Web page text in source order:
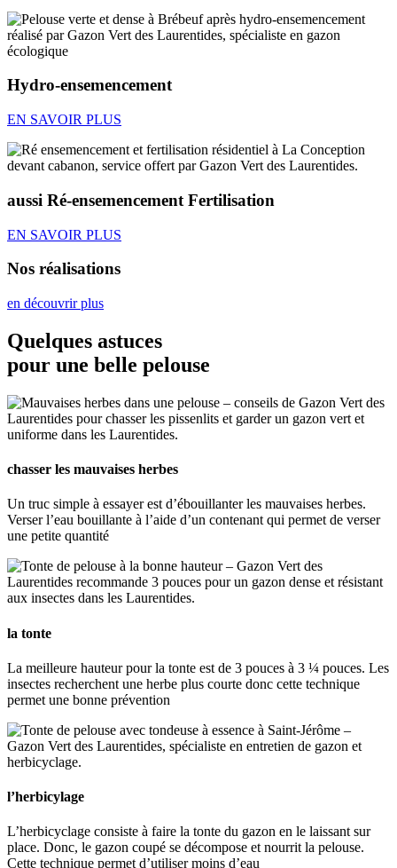
Hydro-ensemencement
EN SAVOIR PLUS
aussi Ré-ensemencement Fertilisation
EN SAVOIR PLUS
Nos réalisations
en découvrir plus
Quelques astuces
pour une belle pelouse
chasser les mauvaises herbes
Un truc simple à essayer est d’ébouillanter les mauvaises herbes.
Verser l’eau bouillante à l’aide d’un contenant qui permet de verser
une petite quantité
la tonte
La meilleure hauteur pour la tonte est de 3 pouces à 3 ¼ pouces. Les
insectes recherchent une herbe plus courte donc cette technique
permet une bonne prévention
l’herbicylage
L’herbicyclage consiste à faire la tonte du gazon en le laissant sur
place. Donc, le gazon coupé se décompose et nourrit la pelouse.
Cette technique permet d’utiliser moins d’eau